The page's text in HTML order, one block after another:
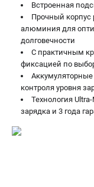
Встроенная
Прочный корпус
алюминия для
долговечности
С практичным
фиксацией по
контроля уровня
Технология
зарядка и 3 года